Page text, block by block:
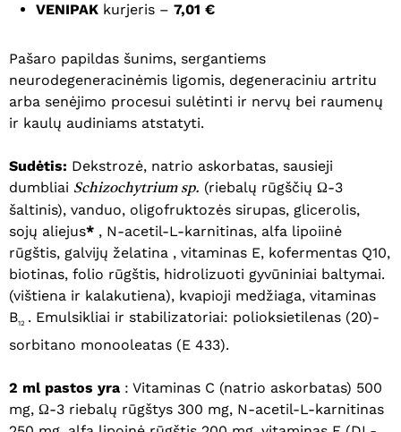
VENIPAK kurjeris – 7,01 €
Pašaro papildas šunims, sergantiems
neurodegeneracinėmis ligomis, degeneraciniu artritu
arba senėjimo procesui sulėtinti ir nervų bei raumenų
ir kaulų audiniams atstatyti.
Sudėtis: Dekstrozė, natrio askorbatas, sausieji
dumbliai Schizochytrium sp. (riebalų rūgščių Ω-3
šaltinis), vanduo, oligofruktozės sirupas, glicerolis,
sojų aliejus* , N-acetil-L-karnitinas, alfa lipoiinė
rūgštis, galvijų želatina , vitaminas E, kofermentas Q10,
biotinas, folio rūgštis, hidrolizuoti gyvūniniai baltymai.
(vištiena ir kalakutiena), kvapioji medžiaga, vitaminas
B12 . Emulsikliai ir stabilizatoriai: polioksietilenas (20)-
sorbitano monooleatas (E 433).
2 ml pastos yra : Vitaminas C (natrio askorbatas) 500
mg, Ω-3 riebalų rūgštys 300 mg, N-acetil-L-karnitinas